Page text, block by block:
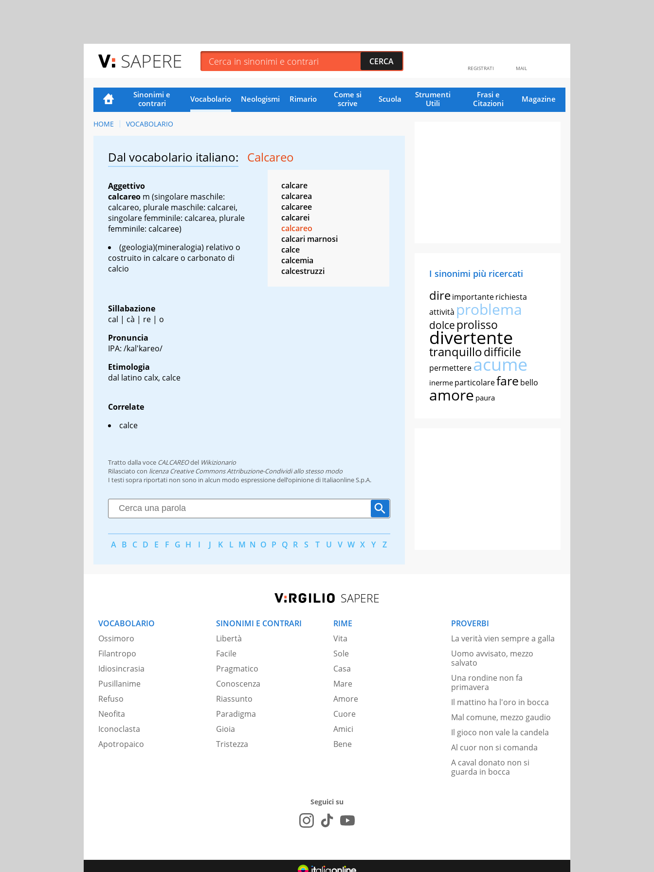
SAPERE MAIL
REGISTRATI
Sinonimi e
contrari
Vocabolario Neologismi Rimario
Come si
scrive
Scuola
Strumenti
Utili
Frasi e
Citazioni
Magazine
HOME VOCABOLARIO
Dal vocabolario italiano: Calcareo
Aggettivo
calcareo m (singolare maschile:
calcareo, plurale maschile: calcarei,
singolare femminile: calcarea, plurale
femminile: calcaree)
(geologia)(mineralogia) relativo o
costruito in calcare o carbonato di
calcio
Sillabazione
cal | cà | re | o
Pronuncia
IPA: /kal'kareo/
Etimologia
dal latino calx, calce
Correlate
calce
calcare
calcarea
calcaree
calcarei
calcareo
calcari marnosi
calce
calcemia
calcestruzzi
Tratto dalla voce CALCAREOdel Wikizionario
Rilasciato con licenza Creative Commons Attribuzione-Condividi allo stesso modo
I testi sopra riportati non sono in alcun modo espressione dell’opinione di Italiaonline S.p.A.
A B C D E F G H I J K L M N O P Q R S T U V W X Y Z
I sinonimi più ricercati
direimportanterichiesta
attività problema
dolce prolisso
divertente
tranquillodifficile
permettereacume
inerme particolarefare bello
amore paura
SAPERE
VOCABOLARIO
Ossimoro
Filantropo
Idiosincrasia
Pusillanime
Refuso
Neofita
Iconoclasta
Apotropaico
SINONIMI E CONTRARI
Libertà
Facile
Pragmatico
Conoscenza
Riassunto
Paradigma
Gioia
Tristezza
RIME
Vita
Sole
Casa
Mare
Amore
Cuore
Amici
Bene
PROVERBI
La verità vien sempre a galla
Uomo avvisato, mezzo
salvato
Una rondine non fa
primavera
Il mattino ha l'oro in bocca
Mal comune, mezzo gaudio
Il gioco non vale la candela
Al cuor non si comanda
A caval donato non si
guarda in bocca
Seguici su